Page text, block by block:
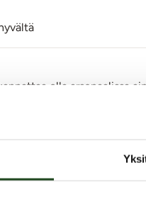
olla arsenaalissa
ikävästi. Ohuissa
vähemmän paksuille